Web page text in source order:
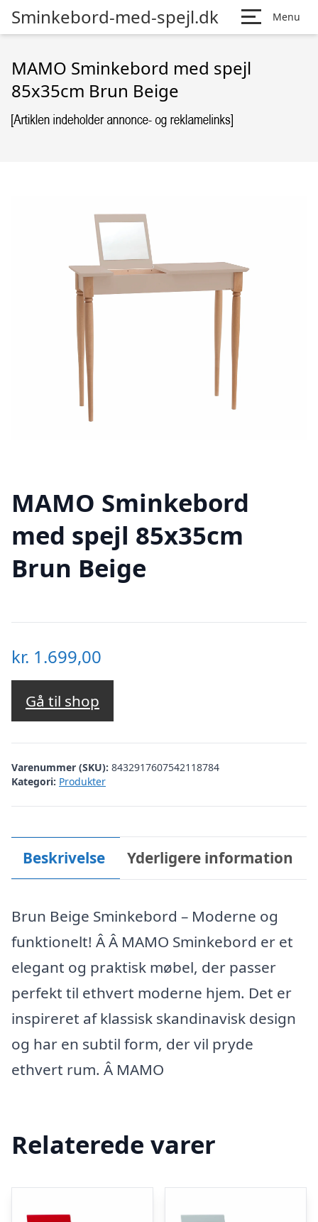
Sminkebord-med-spejl.dk Menu
MAMO Sminkebord med spejl
85x35cm Brun Beige
MAMO Sminkebord
med spejl 85x35cm
Brun Beige
kr. 1.699,00
Gå til shop
Varenummer (SKU): 8432917607542118784
Kategori: Produkter
Beskrivelse Yderligere information
Brun Beige Sminkebord – Moderne og
funktionelt! Â Â MAMO Sminkebord er et
elegant og praktisk møbel, der passer
perfekt til ethvert moderne hjem. Det er
inspireret af klassisk skandinavisk design
og har en subtil form, der vil pryde
ethvert rum. Â MAMO
Relaterede varer